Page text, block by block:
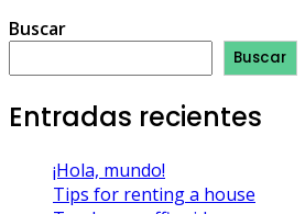
Buscar
Buscar
Entradas recientes
¡Hola, mundo!
Tips for renting a house